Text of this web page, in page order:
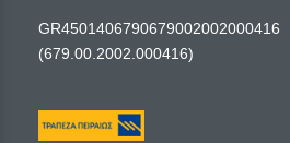
GR4501406790679002002000416
(679.00.2002.000416)